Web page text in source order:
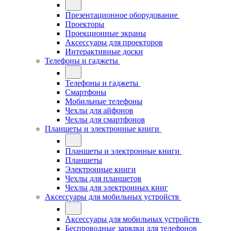
Презентационное оборудование
Проекторы
Проекционные экраны
Аксессуары для проекторов
Интерактивные доски
Телефоны и гаджеты
Телефоны и гаджеты
Смартфоны
Мобильные телефоны
Чехлы для айфонов
Чехлы для смартфонов
Планшеты и электронные книги
Планшеты и электронные книги
Планшеты
Электронные книги
Чехлы для планшетов
Чехлы для электронных книг
Аксессуары для мобильных устройств
Аксессуары для мобильных устройств
Беспроводные зарядки для телефонов